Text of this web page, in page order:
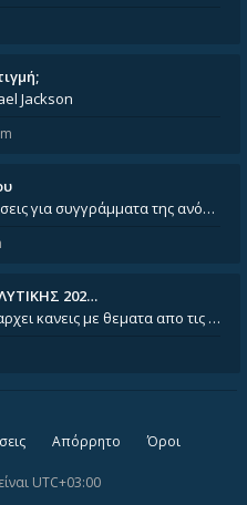
Jackson
Καλησπέρα, έχετε προτάσεις για συγγράμματα της ανόργανης χημείας? Είμαι ανάμεσα σε Λιοδάκη, Chung και Atkins
202…
Καλησπερα σε ολους υπαρχει κανεις με θεματα απο τις εξετασεις του ιουνιου και σεπτεμβρίου για την αναλυτικη χημεια
Απόρρητο Όροι
UTC+03:00